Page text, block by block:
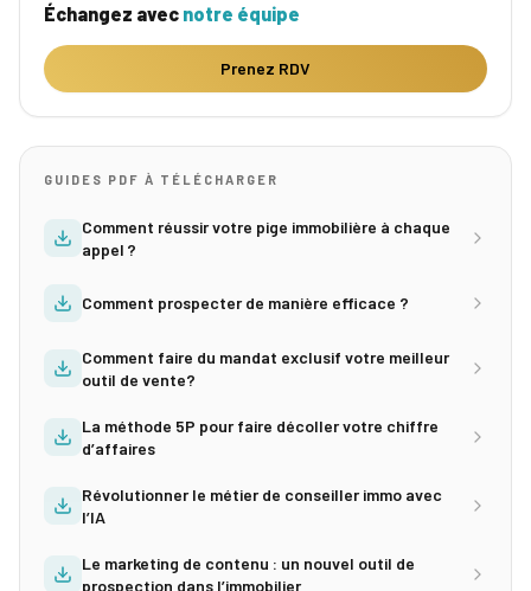
Échangez avec notre équipe
Prenez RDV
GUIDES PDF À TÉLÉCHARGER
Comment réussir votre pige immobilière à chaque
appel ?
Comment prospecter de manière efficace ?
Comment faire du mandat exclusif votre meilleur
outil de vente?
La méthode 5P pour faire décoller votre chiffre
d’affaires
Révolutionner le métier de conseiller immo avec
l’IA
Le marketing de contenu : un nouvel outil de
prospection dans l’immobilier